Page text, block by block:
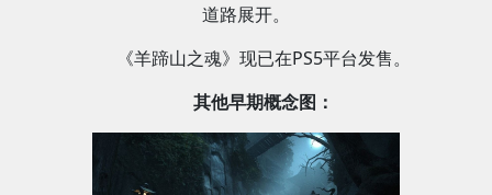
道路展开。
《羊蹄山之魂》现已在PS5平台发售。
其他早期概念图：